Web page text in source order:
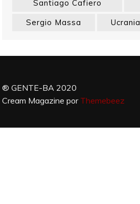
Santiago Cafiero
Sergio Massa
Ucrania
® GENTE-BA 2020
Cream Magazine por Themebeez